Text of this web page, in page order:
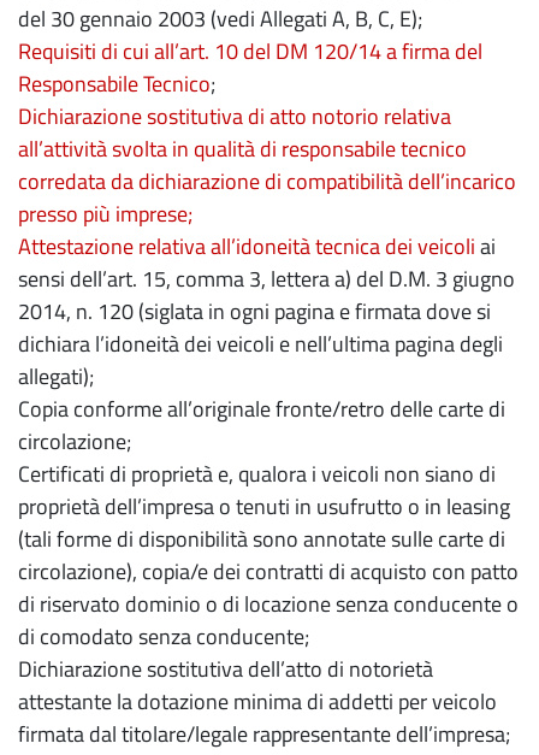
del 30 gennaio 2003 (vedi Allegati A, B, C, E);
Requisiti di cui all’art. 10 del DM 120/14 a firma del
Responsabile Tecnico;
Dichiarazione sostitutiva di atto notorio relativa
all’attività svolta in qualità di responsabile tecnico
corredata da dichiarazione di compatibilità dell’incarico
presso più imprese;
Attestazione relativa all’idoneità tecnica dei veicoliai
sensi dell’art. 15, comma 3, lettera a) del D.M. 3 giugno
2014, n. 120 (siglata in ogni pagina e firmata dove si
dichiara l’idoneità dei veicoli e nell’ultima pagina degli
allegati);
Copia conforme all’originale fronte/retro delle carte di
circolazione;
Certificati di proprietà e, qualora i veicoli non siano di
proprietà dell’impresa o tenuti in usufrutto o in leasing
(tali forme di disponibilità sono annotate sulle carte di
circolazione), copia/e dei contratti di acquisto con patto
di riservato dominio o di locazione senza conducente o
di comodato senza conducente;
Dichiarazione sostitutiva dell’atto di notorietà
attestante la dotazione minima di addetti per veicolo
firmata dal titolare/legale rappresentante dell’impresa;